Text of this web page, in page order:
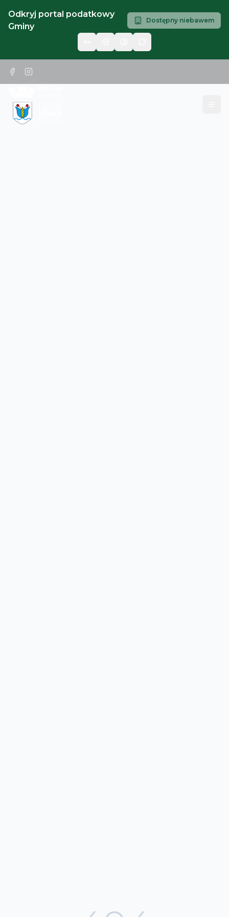
Odkryj portal podatkowy
Gminy
Dostępny niebawem